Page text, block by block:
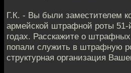
Г.К. - Вы были заместителем
армейской штрафной роты
годах. Расскажите о
попали служить в штрафную
структурная организация